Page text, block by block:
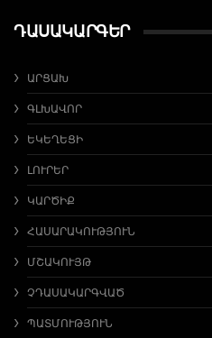
ԴԱՍԱԿԱՐԳԵՐ
ԱՐՑԱԽ
ԳԼԽԱՎՈՐ
ԵԿԵՂԵՑԻ
ԼՈՒՐԵՐ
ԿԱՐԾԻՔ
ՀԱՍԱՐԱԿՈՒԹՅՈՒՆ
ՄՇԱԿՈՒՅԹ
ՉԴԱՍԱԿԱՐԳՎԱԾ
ՊԱՏՄՈՒԹՅՈՒՆ